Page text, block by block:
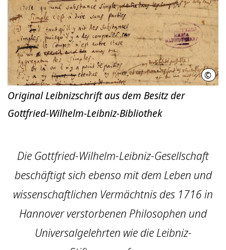
©
Original Leibnizschrift aus dem Besitz der
Gottfried-Wilhelm-Leibniz-Bibliothek
Die Gottfried-Wilhelm-Leibniz-Gesellschaft
beschäftigt sich ebenso mit dem Leben und
wissenschaftlichen Vermächtnis des 1716 in
Hannover verstorbenen Philosophen und
Universalgelehrten wie die Leibniz-